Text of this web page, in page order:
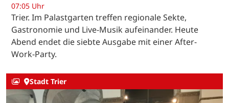
07:05 Uhr
Trier. Im Palastgarten treffen regionale Sekte,
Gastronomie und Live-Musik aufeinander. Heute
Abend endet die siebte Ausgabe mit einer After-
Work-Party.
Stadt Trier